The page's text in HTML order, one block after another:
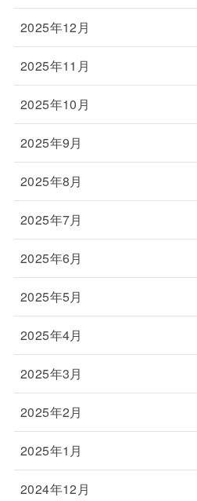
2025年12月
2025年11月
2025年10月
2025年9月
2025年8月
2025年7月
2025年6月
2025年5月
2025年4月
2025年3月
2025年2月
2025年1月
2024年12月